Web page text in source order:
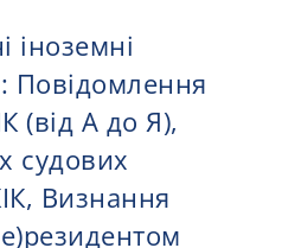
іноземні
Повідомлення
(від А до Я),
судових
Визнання